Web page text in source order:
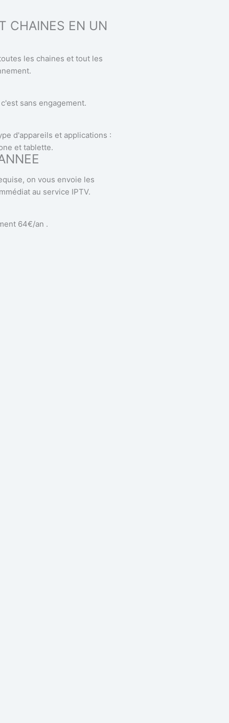
CHAINES EN UN
les chaines et tout les
sans engagement.
d'appareils et applications :
et tablette.
on vous envoie les
au service IPTV.
64€/an .